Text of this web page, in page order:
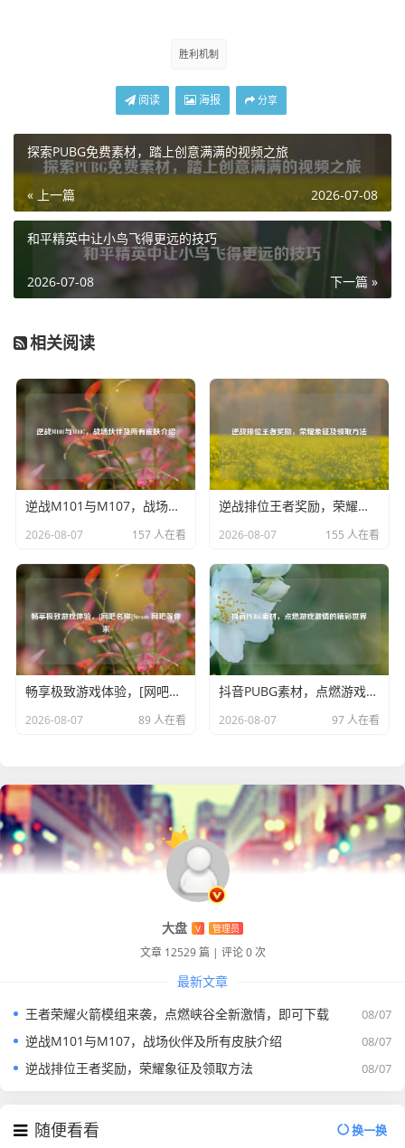
但泉水的作用远不止于此,它还具备一种特殊的攻击能力，这
域的敌方小兵或野怪，当敌方小兵或野怪靠近泉水一定距离
出，能够迅速消灭靠近的敌方单位，这一机制的存在，有效
地保护了泉水的安全，防止敌方单位利用小兵或野怪来对泉
水进行干扰或破坏。
泉水攻击机制的设定,也为游戏增添了一些策略性，在某些情
况下，玩家可以故意将敌方小兵或野怪引向泉水，利用泉水
的攻击来消灭它们，从而减轻自己的压力或者获取一定的经
济收益，特别是在推塔阶段，如果敌方小兵靠近泉水，玩家
理小兵，为己方推进创造有利条件。
泉水攻击机制也在一定程度上影响了游戏的节奏和战术布局,
敌方玩家如果想要对我方泉水进行骚扰或攻击，就需要考虑
到泉水的自动攻击能力，谨慎地选择行动方式，而我方玩家
则可以利用这一机制，合理地布置防线，通过控制小兵的行
进路线，让泉水发挥出最大的防御作用。
王者荣耀的泉水攻击机制虽然看似简单,却在游戏中发挥着重
要的作用，它不仅保障了玩家基地的安全，还为游戏增添了
丰富的策略性和趣味性，无论是在激烈的团战中，还是在紧
张的推塔环节，泉水攻击都默默地守护着玩家们的胜利之
路，成为了游戏中不可或缺的一部分。
胜利机制
阅读 海报 分享
探索PUBG免费素材，踏上创意满满的视频之旅
« 上一篇 2026-07-08
和平精英中让小鸟飞得更远的技巧
下一篇 »
2026-07-08
相关阅读
逆战M101与M107，战场伙伴及所有皮肤介绍
2026-08-07 157 人在看
逆战排位王者奖励，荣耀象征及领取方法
2026-08-07 155 人在看
畅享极致游戏体验，[网吧名称]Steam 网吧等你来
2026-08-07 89 人在看
抖音PUBG素材，点燃游戏激情的精彩世界
2026-08-07 97 人在看
大盘 V 管理员
文章 12529 篇 | 评论 0 次
最新文章
08/07
王者荣耀火箭模组来袭，点燃峡谷全新激情，即可下载
08/07
逆战M101与M107，战场伙伴及所有皮肤介绍
08/07
逆战排位王者奖励，荣耀象征及领取方法
随便看看 换一换